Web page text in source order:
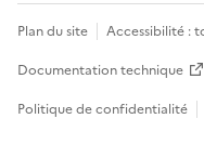
Plan du site Accessibilité :
Documentation technique
Politique de confidentialité